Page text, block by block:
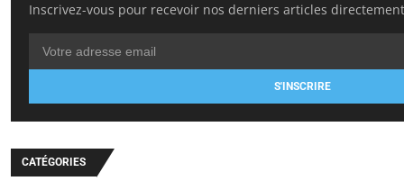
Inscrivez-vous pour recevoir nos derniers articles
S'INSCRIRE
CATÉGORIES